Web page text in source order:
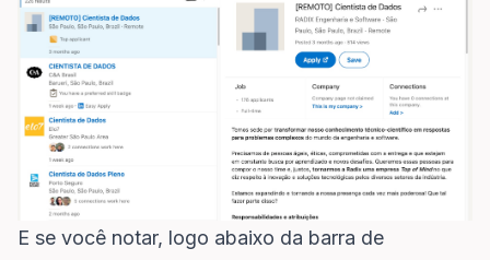
E se você notar, logo abaixo da barra de